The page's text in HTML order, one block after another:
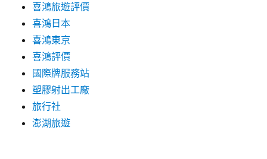
喜鴻旅遊評價
喜鴻日本
喜鴻東京
喜鴻評價
國際牌服務站
塑膠射出工廠
旅行社
澎湖旅遊